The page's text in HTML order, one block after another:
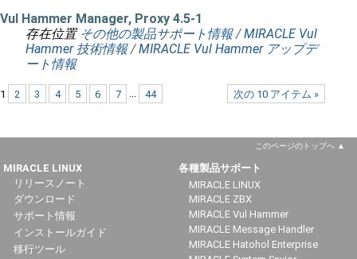
Vul Hammer Manager, Proxy 4.5-1
存在位置 その他の製品サポート情報 /MIRACLE Vul
Hammer 技術情報 /MIRACLE Vul Hammer アップデ
ート情報
次の 10 アイテム »
1 2 3 4 5 6 7 ... 44
このページのトップへ
MIRACLE LINUX
リリースノート
ダウンロード
サポート情報
インストールガイド
移行ツール
各種製品サポート
MIRACLE LINUX
MIRACLE ZBX
MIRACLE Vul Hammer
MIRACLE Message Handler
MIRACLE Hatohol Enterprise